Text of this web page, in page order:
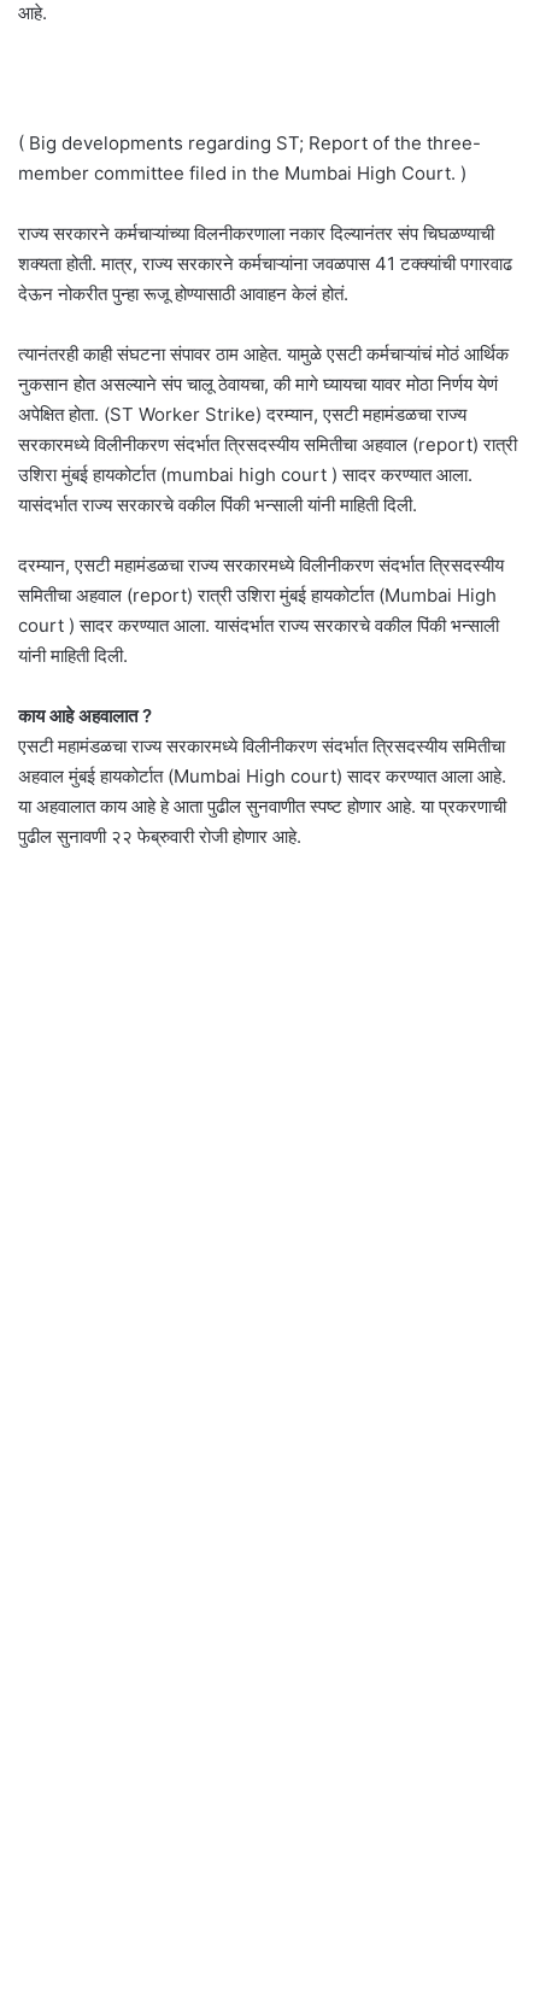
आहे.
( Big developments regarding ST; Report of the three-
member committee filed in the Mumbai High Court. )
राज्य सरकारने कर्मचाऱ्यांच्या विलनीकरणाला नकार दिल्यानंतर संप चिघळण्याची
शक्यता होती. मात्र, राज्य सरकारने कर्मचाऱ्यांना जवळपास 41 टक्क्यांची पगारवाढ
देऊन नोकरीत पुन्हा रूजू होण्यासाठी आवाहन केलं होतं.
त्यानंतरही काही संघटना संपावर ठाम आहेत. यामुळे एसटी कर्मचाऱ्यांचं मोठं आर्थिक
नुकसान होत असल्याने संप चालू ठेवायचा, की मागे घ्यायचा यावर मोठा निर्णय येणं
अपेक्षित होता. (ST Worker Strike) दरम्यान, एसटी महामंडळचा राज्य
सरकारमध्ये विलीनीकरण संदर्भात त्रिसदस्यीय समितीचा अहवाल (report) रात्री
उशिरा मुंबई हायकोर्टात (mumbai high court ) सादर करण्यात आला.
यासंदर्भात राज्य सरकारचे वकील पिंकी भन्साली यांनी माहिती दिली.
दरम्यान, एसटी महामंडळचा राज्य सरकारमध्ये विलीनीकरण संदर्भात त्रिसदस्यीय
समितीचा अहवाल (report) रात्री उशिरा मुंबई हायकोर्टात (Mumbai High
court ) सादर करण्यात आला. यासंदर्भात राज्य सरकारचे वकील पिंकी भन्साली
यांनी माहिती दिली.
काय आहे अहवालात ?
एसटी महामंडळचा राज्य सरकारमध्ये विलीनीकरण संदर्भात त्रिसदस्यीय समितीचा
अहवाल मुंबई हायकोर्टात (Mumbai High court) सादर करण्यात आला आहे.
या अहवालात काय आहे हे आता पुढील सुनवाणीत स्पष्ट होणार आहे. या प्रकरणाची
पुढील सुनावणी २२ फेब्रुवारी रोजी होणार आहे.